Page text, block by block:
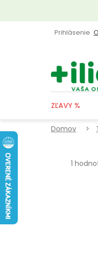
obsah
Prihlásenie
ZĽAVY %
Domov
1